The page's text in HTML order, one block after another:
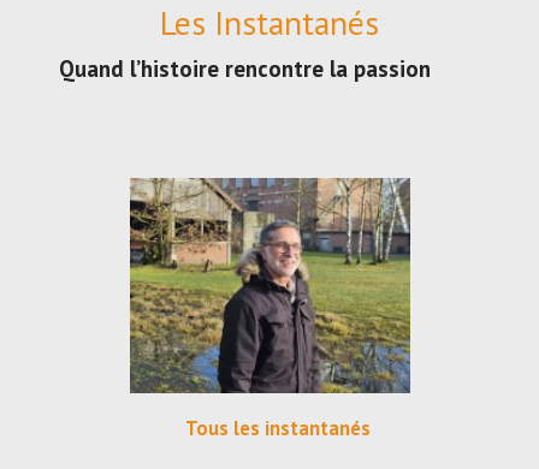
Les Instantanés
Quand l’histoire rencontre la passion
Tous les instantanés